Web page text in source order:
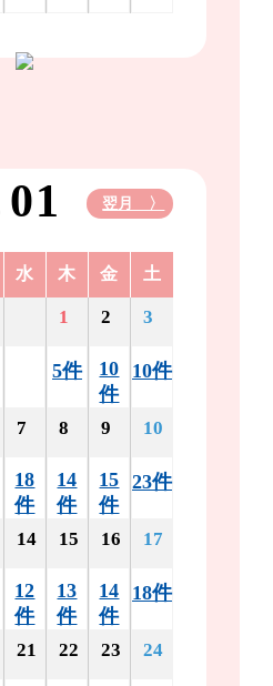
01 翌月 〉
水 木 金 土
1
5件
2
10
件
3
10件
7
18
件
8
14
件
9
15
件
10
23件
14
12
件
15
13
件
16
14
件
17
18件
21 22 23 24